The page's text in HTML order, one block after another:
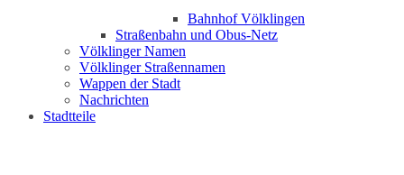
Bahnhof Völklingen
Straßenbahn und Obus-Netz
Völklinger Namen
Völklinger Straßennamen
Wappen der Stadt
Nachrichten
Stadtteile